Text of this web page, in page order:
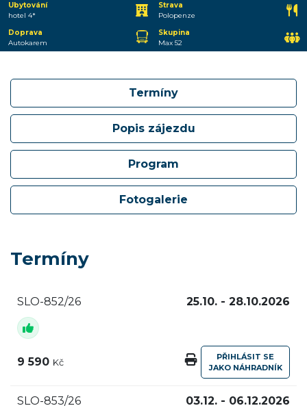
Ubytování
hotel 4*
Strava
Polopenze
Doprava
Autokarem
Skupina
Max 52
Termíny
Popis zájezdu
Program
Fotogalerie
Termíny
SLO-852/26 25.10. - 28.10.2026
9 590 Kč
PŘIHLÁSIT SE
JAKO NÁHRADNÍK
SLO-853/26 03.12. - 06.12.2026